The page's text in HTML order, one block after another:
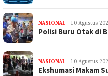
NASIONAL 10 Agustus
Polisi Buru Otak di
NASIONAL 10 Agustus
Ekshumasi Makam